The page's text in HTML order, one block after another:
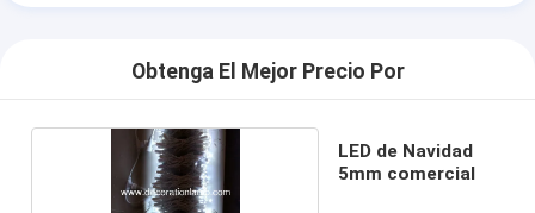
Obtenga El Mejor Precio Por
LED de Navidad
5mm comercial